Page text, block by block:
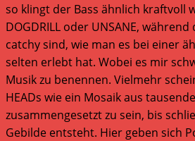
so klingt der Bass ähnlich kraftvoll
DOGDRILL oder UNSANE,
catchy sind, wie man es bei einer
selten erlebt hat. Wobei es mir
Musik zu benennen. Vielmehr
HEADs wie ein Mosaik aus
zusammengesetzt zu sein, bis
Gebilde entsteht. Hier geben sich